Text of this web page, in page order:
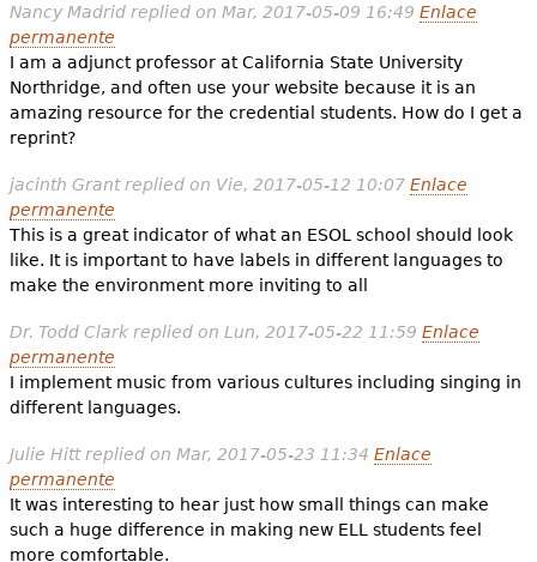
Nancy Madridreplied on Mar, 2017-05-09 16:49 Enlace
permanente
I am a adjunct professor at California State University
Northridge, and often use your website because it is an
amazing resource for the credential students. How do I get a
reprint?
jacinth Grantreplied on Vie, 2017-05-12 10:07 Enlace
permanente
This is a great indicator of what an ESOL school should look
like. It is important to have labels in different languages to
make the environment more inviting to all
Dr. Todd Clarkreplied on Lun, 2017-05-22 11:59 Enlace
permanente
I implement music from various cultures including singing in
different languages.
Julie Hittreplied on Mar, 2017-05-23 11:34 Enlace
permanente
It was interesting to hear just how small things can make
such a huge difference in making new ELL students feel
more comfortable.